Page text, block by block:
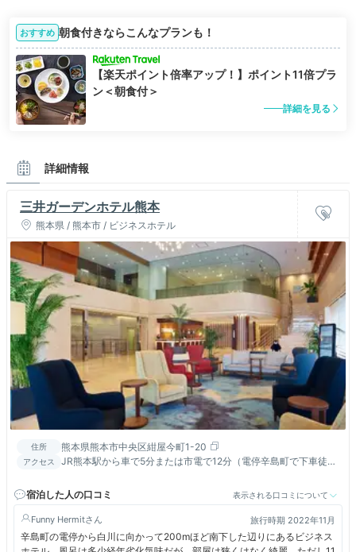
おすすめ 朝食付きならこんなプランも！
【楽天ポイント倍率アップ！】ポイント11倍プラ
ン＜朝食付＞
詳細を見る
詳細情報
三井ガーデンホテル熊本
熊本県 / 熊本市 / ビジネスホテル
住所 熊本県熊本市中央区紺屋今町1-20
アクセス
JR熊本駅から車で5分または市電で12分（電停辛島町で下車徒歩
宿泊した人の口コミ
表示される口コミについて
Funny Hermit 旅行時期 2022年11月
辛島町の電停から白川に向かって200mほど南下した辺りにあるビジネス